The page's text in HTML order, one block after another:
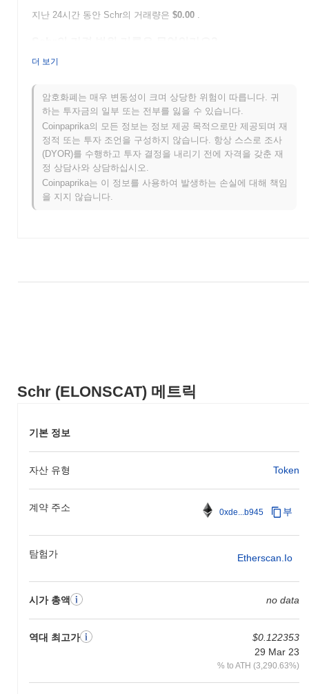
Schr (ELONSCAT) 메트릭
기본 정보
자산 유형 Token
계약 주소 0xde...b945 부
탐험가 Etherscan.io
시가 총액 no data
역대 최고가
$0.122353
29 Mar 23
% to ATH (3,290.63%)
지난 24시간 동안 Schr의 거래량은 $0.00 .
역대 최고가(ATH):
Schr는 현재 ATH보다 ~97.05% 낮게 거래되고 있습니다 .
Schr는 더 넓은 암호화폐 시장과 비교하여 어떤 성과
를 내고 있나요?
지난 7일 동안 Schr는0.00%
체 암호화폐 시장에 뒤처졌습니다. 이는 더 넓은 시장 모멘텀과 비
교하여 ELONSCAT의 가격 움직임에서 일시적인 지연을 나타냅니
다.
더 보기
암호화폐는 매우 변동성이 크며 상당한 위험이 따릅니다. 귀
하는 투자금의 일부 또는 전부를 잃을 수 있습니다.
Coinpaprika의 모든 정보는 정보 제공 목적으로만 제공되며 재
정적 또는 투자 조언을 구성하지 않습니다. 항상 스스로 조사
(DYOR)를 수행하고 투자 결정을 내리기 전에 자격을 갖춘 재
정 상담사와 상담하십시오.
Coinpaprika는 이 정보를 사용하여 발생하는 손실에 대해 책임
을 지지 않습니다.